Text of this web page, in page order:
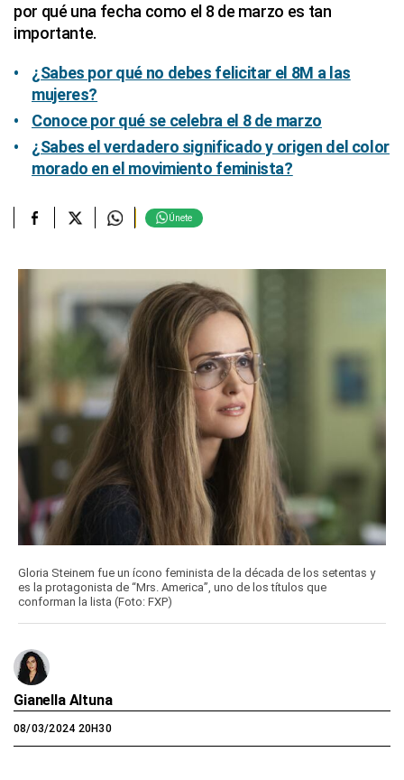
por qué una fecha como el 8 de marzo es tan
importante.
¿Sabes por qué no debes felicitar el 8M a las
mujeres?
Conoce por qué se celebra el 8 de marzo
¿Sabes el verdadero significado y origen del color
morado en el movimiento feminista?
Únete
Gloria Steinem fue un ícono feminista de la década de los setentas y
es la protagonista de “Mrs. America”, uno de los títulos que
conforman la lista (Foto: FXP)
Gianella Altuna
08/03/2024 20H30